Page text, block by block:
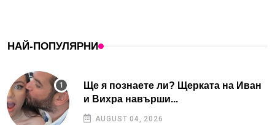
НАЙ-ПОПУЛЯРНИ
Ще я познаете ли? Щерката на Иван
и Вихра навърши...
AUGUST 04, 2026